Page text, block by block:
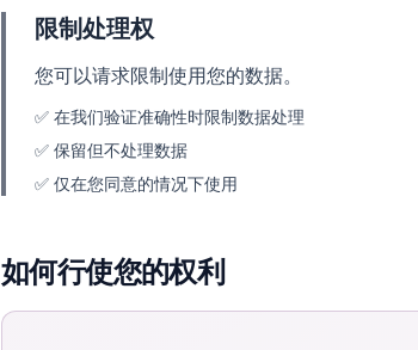
限制处理权
您可以请求限制使用您的数据。
✅ 在我们验证准确性时限制数据处理
✅ 保留但不处理数据
✅ 仅在您同意的情况下使用
如何行使您的权利